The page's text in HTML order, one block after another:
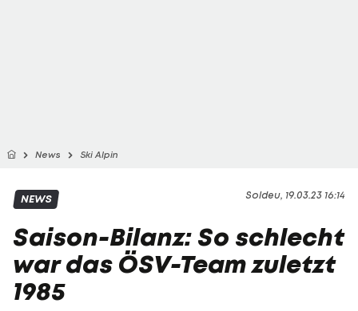
News Ski Alpin
Soldeu, 19.03.23 16:14
NEWS
Saison-Bilanz: So schlecht
war das ÖSV-Team zuletzt
1985